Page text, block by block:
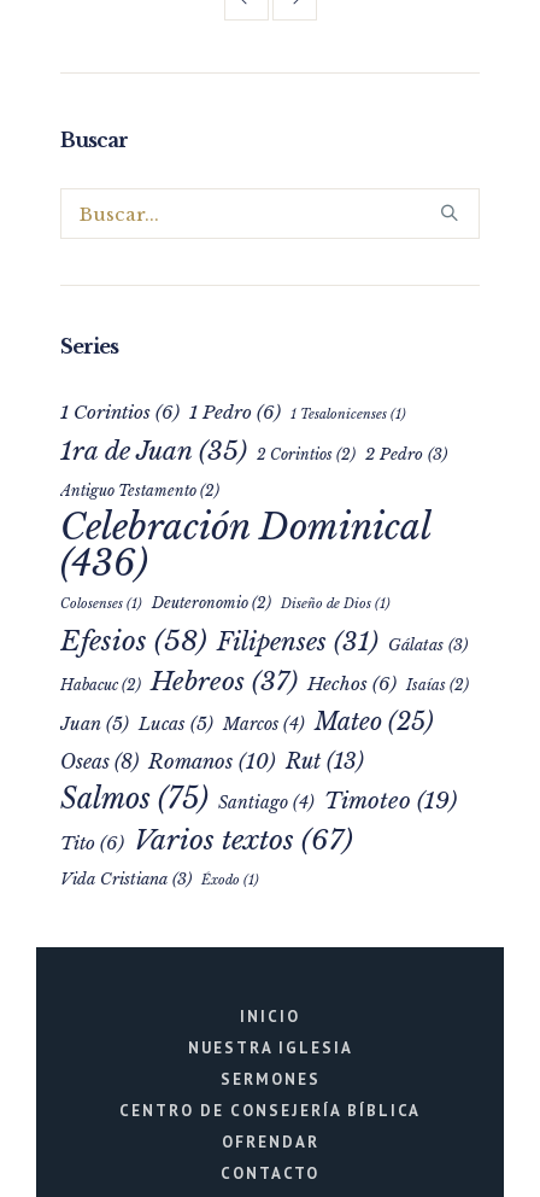
Buscar
Series
1 Corintios (6) 1 Pedro (6) 1 Tesalonicenses (1)
1ra de Juan (35) 2 Corintios (2) 2 Pedro (3)
Antiguo Testamento (2)
Celebración Dominical
(436)
Colosenses (1) Deuteronomio (2) Diseño de Dios (1)
Efesios (58) Filipenses (31) Gálatas (3)
Habacuc (2) Hebreos (37) Hechos (6) Isaías (2)
Juan (5) Lucas (5) Marcos (4) Mateo (25)
Oseas (8) Romanos (10) Rut(13)
Salmos (75) Santiago (4) Timoteo (19)
Tito (6) Varios textos (67)
Vida Cristiana (3) Éxodo (1)
INICIO
NUESTRA IGLESIA
SERMONES
CENTRO DE CONSEJERÍA BÍBLICA
OFRENDAR
CONTACTO